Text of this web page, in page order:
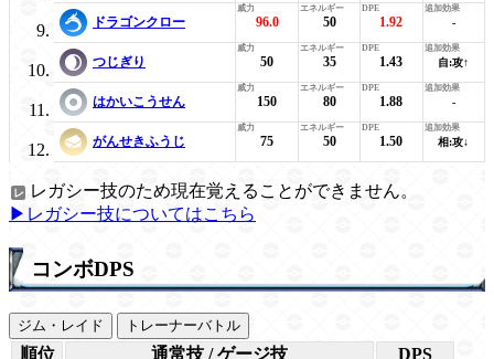
ドラゴンクロー 96.0 50 1.92 -
つじぎり 50 35 1.43 自:攻↑
はかいこうせん 150 80 1.88 -
がんせきふうじ 75 50 1.50 相:攻↓
レガシー技のため現在覚えることができません。
▶レガシー技についてはこちら
コンボDPS
ジム・レイド トレーナーバトル
順位 通常技 / ゲージ技
DPS